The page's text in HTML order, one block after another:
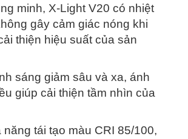
minh, X-Light V20 có nhiệt
gây cảm giác nóng khi
thiện hiệu suất của sản
sáng giảm sâu và xa, ánh
giúp cải thiện tầm nhìn của
năng tái tạo màu CRI 85/100,